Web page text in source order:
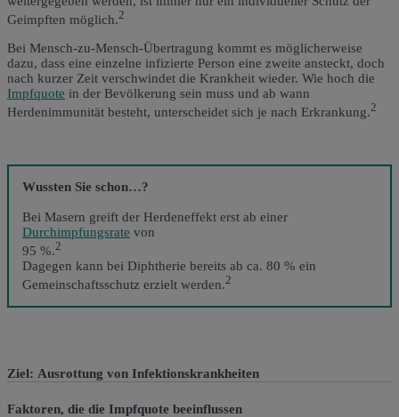
Geimpften möglich.2
Bei Mensch-zu-Mensch-Übertragung kommt es möglicherweise
dazu, dass eine einzelne infizierte Person eine zweite ansteckt, doch
nach kurzer Zeit verschwindet die Krankheit wieder. Wie hoch die
Impfquote in der Bevölkerung sein muss und ab wann
Herdenimmunität besteht, unterscheidet sich je nach Erkrankung.2
Wussten Sie schon…?
Bei Masern greift der Herdeneffekt erst ab einer
Durchimpfungsrate von
95 %.2
Dagegen kann bei Diphtherie bereits ab ca. 80 % ein
Gemeinschaftsschutz erzielt werden.2
Ziel: Ausrottung von Infektionskrankheiten
Faktoren, die die Impfquote beeinflussen